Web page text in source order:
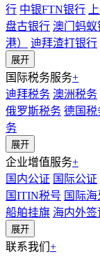
行 中银FTN银行
盘古银行 澳门蚂蚁
港）
迪拜渣打银行
展开
国际税务服务+
迪拜税务 澳洲税务
俄罗斯税务 德国税
务
展开
企业增值服务+
国内公证 国际公证
国ITIN税号 国际
船舶挂旗 海内外签
展开
联系我们 +